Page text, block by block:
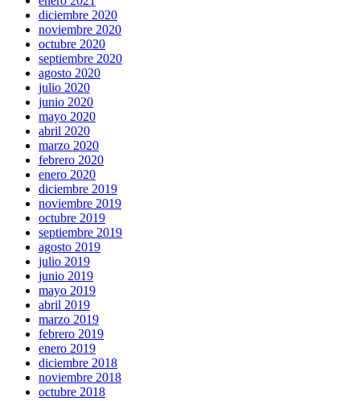
diciembre 2020
noviembre 2020
octubre 2020
septiembre 2020
agosto 2020
julio 2020
junio 2020
mayo 2020
abril 2020
marzo 2020
febrero 2020
enero 2020
diciembre 2019
noviembre 2019
octubre 2019
septiembre 2019
agosto 2019
julio 2019
junio 2019
mayo 2019
abril 2019
marzo 2019
febrero 2019
enero 2019
diciembre 2018
noviembre 2018
octubre 2018